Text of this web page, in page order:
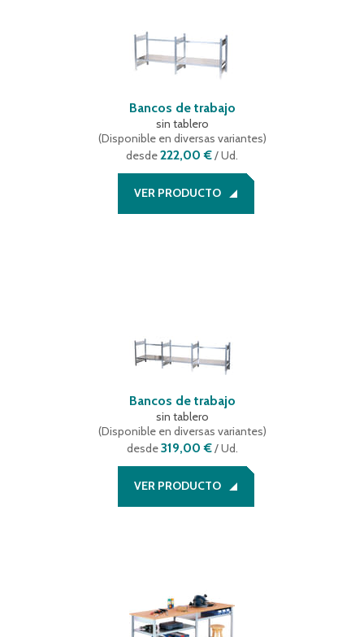
Bancos de trabajo
sin tablero
(Disponible en diversas variantes)
desde222,00 €/ Ud.
VER PRODUCTO
Bancos de trabajo
sin tablero
(Disponible en diversas variantes)
desde319,00 €/ Ud.
VER PRODUCTO